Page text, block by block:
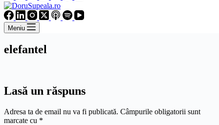
Meniu
elefantel
Lasă un răspuns
Adresa ta de email nu va fi publicată. Câmpurile obligatorii sunt
marcate cu *